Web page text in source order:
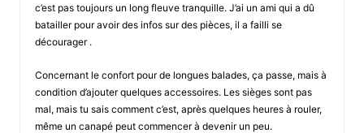
c’est pas toujours un long fleuve tranquille. J’ai un ami qui a dû
batailler pour avoir des infos sur des pièces, il a failli se
décourager .
Concernant le confort pour de longues balades, ça passe, mais à
condition d’ajouter quelques accessoires. Les sièges sont pas
mal, mais tu sais comment c’est, après quelques heures à rouler,
même un canapé peut commencer à devenir un peu.